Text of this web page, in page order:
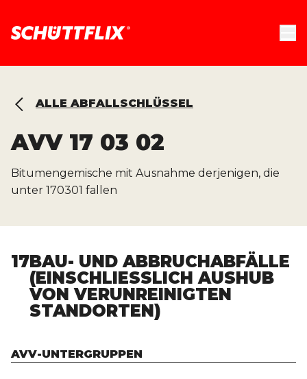
ALLE ABFALLSCHLÜSSEL
AVV 17 03 02
Bitumengemische mit Ausnahme derjenigen, die
unter 170301 fallen
17BAU- UND ABBRUCHABFÄLLE
(EINSCHLIESSLICH AUSHUB V
ON VERUNREINIGTEN S
TANDORTEN)
AVV-UNTERGRUPPEN